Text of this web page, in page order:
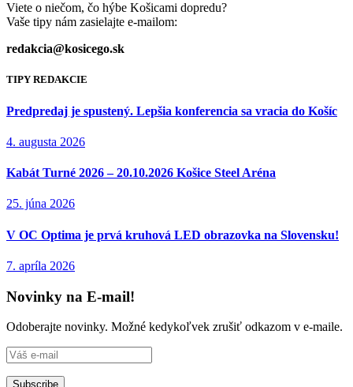
Viete o niečom, čo hýbe Košicami dopredu?
Vaše tipy nám zasielajte e-mailom:
redakcia@kosicego.sk
TIPY REDAKCIE
Predpredaj je spustený. Lepšia konferencia sa vracia do Košíc
4. augusta 2026
Kabát Turné 2026 – 20.10.2026 Košice Steel Aréna
25. júna 2026
V OC Optima je prvá kruhová LED obrazovka na Slovensku!
7. apríla 2026
Novinky na E-mail!
Odoberajte novinky. Možné kedykoľvek zrušiť odkazom v e-maile.